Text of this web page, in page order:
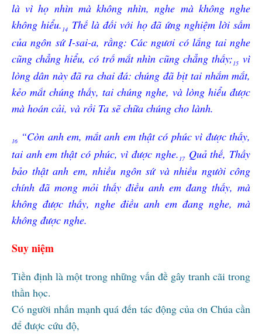
là vì họ nhìn mà không nhìn, nghe mà không nghe
không hiểu. 14 Thế là đối với họ đã ứng nghiệm lời sấm
của ngôn sứ I-sai-a, rằng: Các ngươi có lắng tai nghe
cũng chẳng hiểu, có trố mắt nhìn cũng chẳng thấy;15 vì
lòng dân này đã ra chai đá: chúng đã bịt tai nhắm mắt,
kẻo mắt chúng thấy, tai chúng nghe, và lòng hiểu được
mà hoán cải, và rồi Ta sẽ chữa chúng cho lành.
16
“Còn anh em, mắt anh em thật có phúc vì được thấy,
tai anh em thật có phúc, vì được nghe. 17Quả thế, Thầy
bảo thật anh em, nhiều ngôn sứ và nhiều người công
chính đã mong mỏi thấy điều anh em đang thấy, mà
không được thấy, nghe điều anh em đang nghe, mà
không được nghe.
Suy niệm
Tiền định là một trong những vấn đề gây tranh cãi trong
thần học.
Có người nhấn mạnh quá đến tác động của ơn Chúa cần
để được cứu độ,